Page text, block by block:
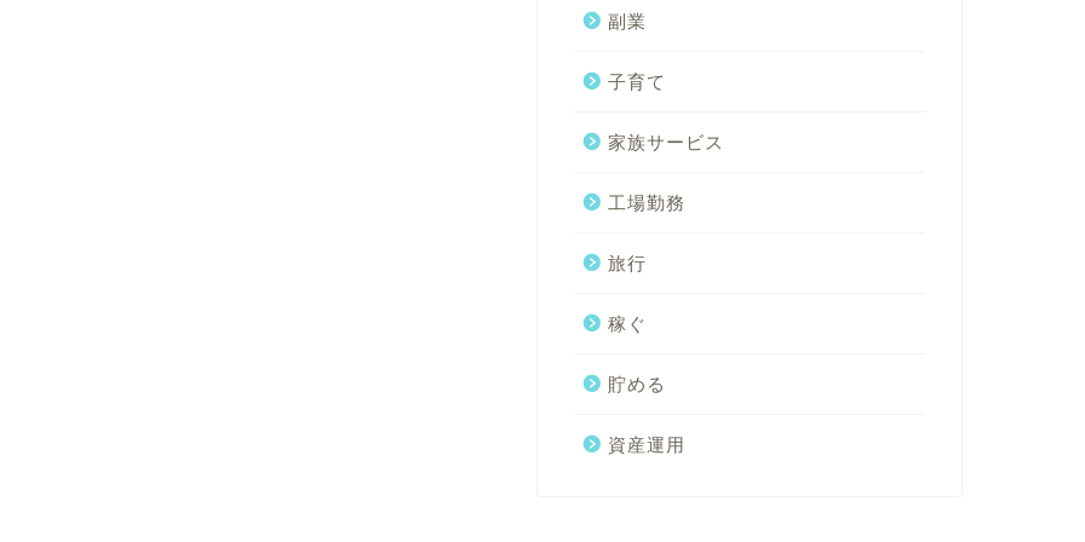
副業
子育て
家族サービス
工場勤務
旅行
稼ぐ
貯める
資産運用